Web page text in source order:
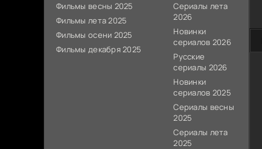
Фильмы весны 2025
Фильмы лета 2025
Фильмы осени 2025
Фильмы декабря 2025
Сериалы лета
2026
Новинки
сериалов 2026
Русские
сериалы 2026
Новинки
сериалов 2025
Сериалы весны
2025
Сериалы лета
2025